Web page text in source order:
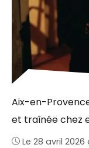
Aix-en-
et traînée chez
Le 28 avril 2026